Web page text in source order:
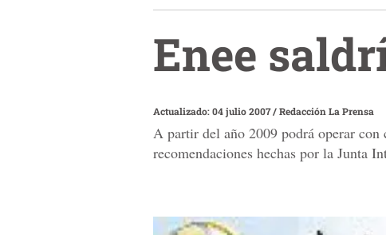
Enee
Actualizado: 04 julio 2007/Redacción La Prensa
A partir del año 2009 podrá operar
recomendaciones hechas por la Junta